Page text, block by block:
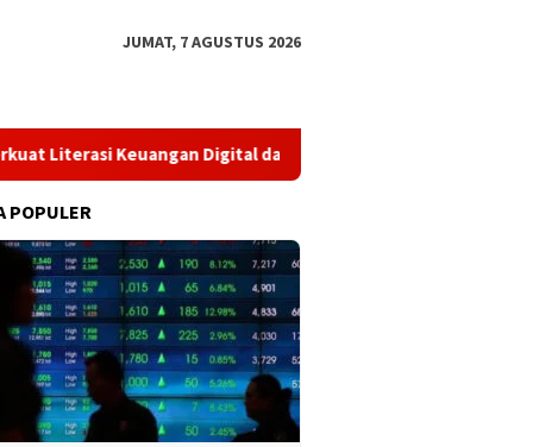
JUMAT, 7 AGUSTUS 2026
Keuangan Digital dan Bijak Memilih Pindar
POPULER